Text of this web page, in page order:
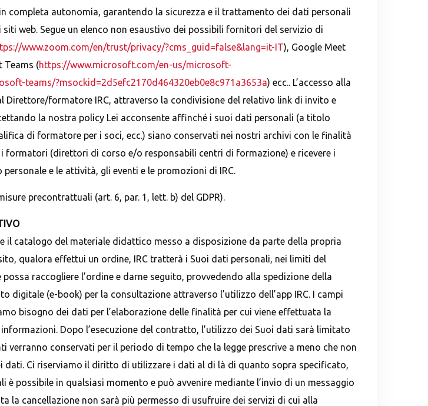
completa autonomia, garantendo la sicurezza e il trattamento dei dati personali
web. Segue un elenco non esaustivo dei possibili fornitori del servizio di
www.zoom.com/en/trust/privacy/?cms_guid=false&lang=it-IT), Google Meet
Teams (https://www.microsoft.com/en-us/microsoft-
teams/?msockid=2d5efc2170d464320eb0e8c971a3653a) ecc.. L’accesso alla
formatore IRC, attraverso la condivisione del relativo link di invito e
la nostra policy Lei acconsente affinché i suoi dati personali (a titolo
di formatore per i soci, ecc.) siano conservati nei nostri archivi con le finalità
formatori (direttori di corso e/o responsabili centri di formazione) e ricevere i
e le attività, gli eventi e le promozioni di IRC.
precontrattuali (art. 6, par. 1, lett. b) del GDPR).
il catalogo del materiale didattico messo a disposizione da parte della propria
qualora effettui un ordine, IRC tratterà i Suoi dati personali, nei limiti del
raccogliere l’ordine e darne seguito, provvedendo alla spedizione della
(e-book) per la consultazione attraverso l’utilizzo dell’app IRC. I campi
bisogno dei dati per l’elaborazione delle finalità per cui viene effettuata la
Dopo l’esecuzione del contratto, l’utilizzo dei Suoi dati sarà limitato
conservati per il periodo di tempo che la legge prescrive a meno che non
dati. Ci riserviamo il diritto di utilizzare i dati al di là di quanto sopra specificato,
possibile in qualsiasi momento e può avvenire mediante l’invio di un messaggio
cancellazione non sarà più permesso di usufruire dei servizi di cui alla